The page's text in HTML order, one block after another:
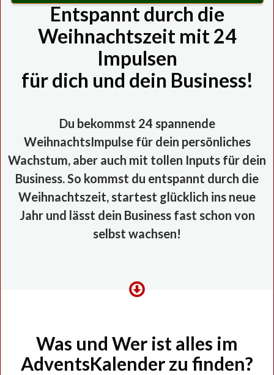
Entspannt durch die
Weihnachtszeit mit 24
Impulsen
für dich und dein Business!
Du bekommst 24 spannende
WeihnachtsImpulse für dein persönliches
Wachstum, aber auch mit tollen Inputs für dein
Business. So kommst du entspannt durch die
Weihnachtszeit, startest glücklich ins neue
Jahr und lässt dein Business fast schon von
selbst wachsen!
Was und Wer ist alles im
AdventsKalender zu finden?